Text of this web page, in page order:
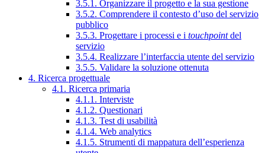
3.5.1. Organizzare il progetto e la sua gestione
3.5.2. Comprendere il contesto d’uso del servizio
pubblico
3.5.3. Progettare i processi e i touchpointdel
servizio
3.5.4. Realizzare l’interfaccia utente del servizio
3.5.5. Validare la soluzione ottenuta
4. Ricerca progettuale
4.1. Ricerca primaria
4.1.1. Interviste
4.1.2. Questionari
4.1.3. Test di usabilità
4.1.4. Web analytics
4.1.5. Strumenti di mappatura dell’esperienza